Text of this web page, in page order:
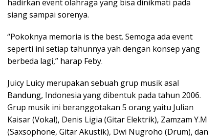
hadirkan event olahraga yang bisa dinikmati pada
siang sampai sorenya.
“Pokoknya memoria is the best. Semoga ada event
seperti ini setiap tahunnya yah dengan konsep yang
berbeda lagi,” harap Feby.
Juicy Luicy merupakan sebuah grup musik asal
Bandung, Indonesia yang dibentuk pada tahun 2006.
Grup musik ini beranggotakan 5 orang yaitu Julian
Kaisar (Vokal), Denis Ligia (Gitar Elektrik), Zamzam Y.M
(Saxsophone, Gitar Akustik), Dwi Nugroho (Drum), dan